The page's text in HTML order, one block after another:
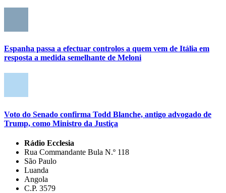
Espanha passa a efectuar controlos a quem vem de Itália em
resposta a medida semelhante de Meloni
Voto do Senado confirma Todd Blanche, antigo advogado de
Trump, como Ministro da Justiça
Rádio Ecclesia
Rua Commandante Bula N.º 118
São Paulo
Luanda
Angola
C.P. 3579